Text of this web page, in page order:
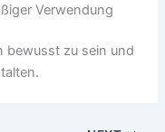
Verwendung
bewusst zu sein und